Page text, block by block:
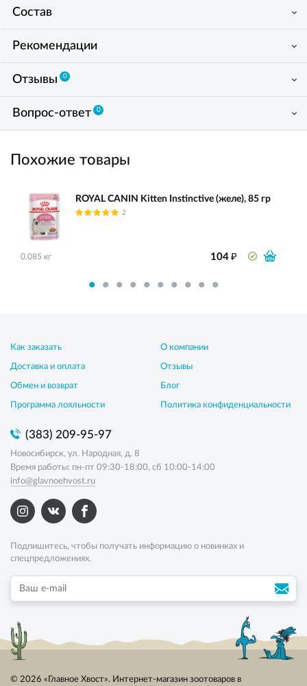
Состав
Рекомендации
Отзывы 0
Вопрос-ответ 0
Похожие товары
ROYAL CANIN Kitten Instinctive (желе), 85 гр
2
0.085 кг 104₽
Как заказать
Доставка и оплата
Обмен и возврат
Программа лояльности
О компании
Отзывы
Блог
Политика конфиденциальности
(383) 209-95-97
Новосибирск, ул. Народная, д. 8
Время работы: пн-пт 09:30-18:00, сб 10:00-14:00
info@glavnoehvost.ru
Подпишитесь, чтобы получать информацию о новинках и
спецпредложениях.
© 2026 «Главное Хвост». Интернет-магазин зоотоваров в